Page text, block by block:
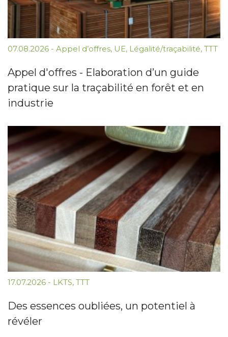
07.08.2026 - Appel d’offres, UE, Légalité/traçabilité, TTT
Appel d'offres - Elaboration d’un guide
pratique sur la traçabilité en forêt et en
industrie
17.07.2026 - LKTS, TTT
Des essences oubliées, un potentiel à
révéler